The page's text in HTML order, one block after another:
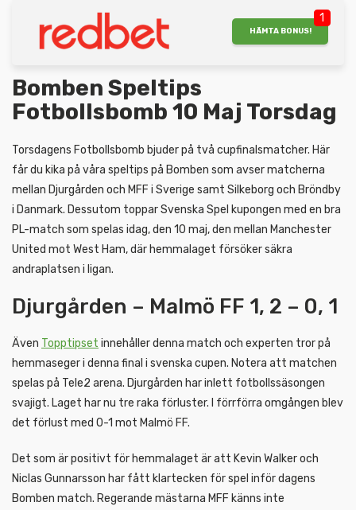
1
HÄMTA BONUS!
Bomben Speltips
Fotbollsbomb 10 Maj Torsdag
Torsdagens Fotbollsbomb bjuder på två cupfinalsmatcher. Här
får du kika på våra speltips på Bomben som avser matcherna
mellan Djurgården och MFF i Sverige samt Silkeborg och Bröndby
i Danmark. Dessutom toppar Svenska Spel kupongen med en bra
PL-match som spelas idag, den 10 maj, den mellan Manchester
United mot West Ham, där hemmalaget försöker säkra
andraplatsen i ligan.
Djurgården – Malmö FF 1, 2 – 0, 1
Även Topptipset innehåller denna match och experten tror på
hemmaseger i denna final i svenska cupen. Notera att matchen
spelas på Tele2 arena. Djurgården har inlett fotbollssäsongen
svajigt. Laget har nu tre raka förluster. I förrförra omgången blev
det förlust med 0-1 mot Malmö FF.
Det som är positivt för hemmalaget är att Kevin Walker och
Niclas Gunnarsson har fått klartecken för spel inför dagens
Bomben match. Regerande mästarna MFF känns inte